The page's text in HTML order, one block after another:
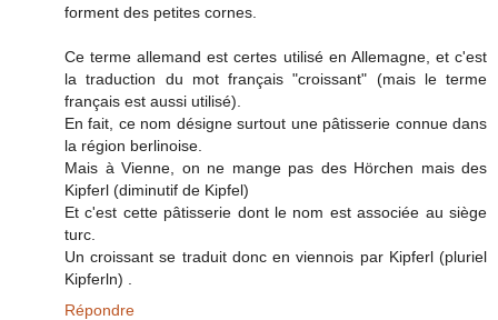
forment des petites cornes.
Ce terme allemand est certes utilisé en Allemagne, et c'est
la traduction du mot français "croissant" (mais le terme
français est aussi utilisé).
En fait, ce nom désigne surtout une pâtisserie connue dans
la région berlinoise.
Mais à Vienne, on ne mange pas des Hörchen mais des
Kipferl (diminutif de Kipfel)
Et c'est cette pâtisserie dont le nom est associée au siège
turc.
Un croissant se traduit donc en viennois par Kipferl (pluriel
Kipferln) .
Répondre